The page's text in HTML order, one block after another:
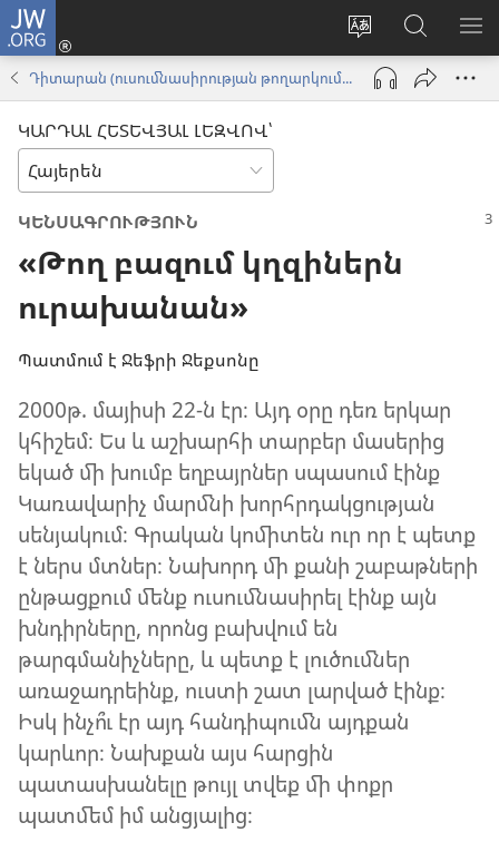
JW.ORG
Փոխել
կայքի
լեզուն
Մուտքագրվել
(բացվում
է
Որոնում
JW.ORG
կայքում
Դիտարան (ուսումնասիրության թողարկում) | Օգոստոս 2015
ԿԱՐԴԱԼ ՀԵՏԵՎՅԱԼ ԼԵԶՎՈՎ՝
ԿԵՆՍԱԳՐՈՒԹՅՈՒՆ
«Թող բազում կղզիներն
ուրախանան»
Պատմում է Ջեֆրի Ջեքսոնը
2000թ. մայիսի 22-ն էր։ Այդ օրը դեռ երկար
կհիշեմ։ Ես և աշխարհի տարբեր մասերից
եկած մի խումբ եղբայրներ սպասում էինք
Կառավարիչ մարմնի խորհրդակցության
սենյակում։ Գրական կոմիտեն ուր որ է պետք
է ներս մտներ։ Նախորդ մի քանի շաբաթների
ընթացքում մենք ուսումնասիրել էինք այն
խնդիրները, որոնց բախվում են
թարգմանիչները, և պետք է լուծումներ
առաջադրեինք, ուստի շատ լարված էինք։
Իսկ ինչո՞ւ էր այդ հանդիպումն այդքան
կարևոր։ Նախքան այս հարցին
պատասխանելը թույլ տվեք մի փոքր
պատմեմ իմ անցյալից։